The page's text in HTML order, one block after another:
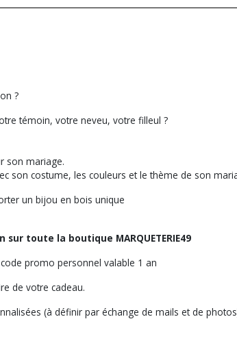
?
témoin, votre neveu, votre filleul ?
son mariage.
son costume, les couleurs et le thème de son
un bijou en bois unique
sur toute la boutique MARQUETERIE49
promo personnel valable 1 an
de votre cadeau.
(à définir par échange de mails et de